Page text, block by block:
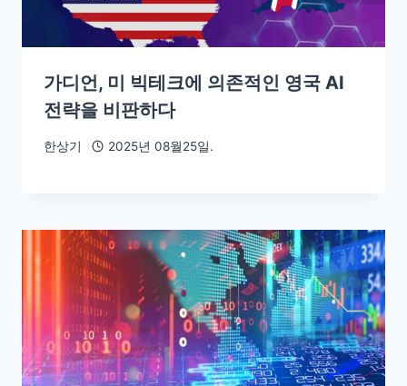
가디언, 미 빅테크에 의존적인 영국 AI
전략을 비판하다
한상기 2025년 08월25일.